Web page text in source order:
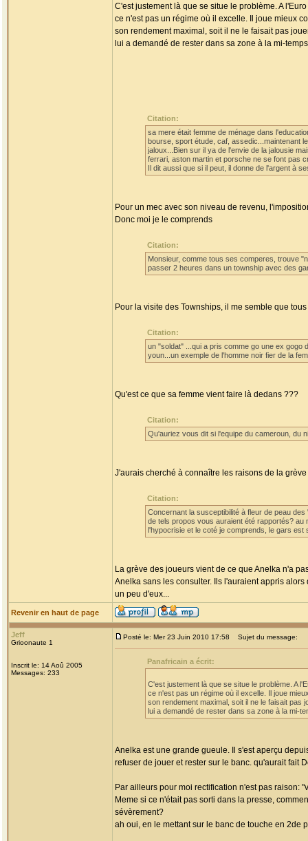
C'est justement là que se situe le problème. A
ce n'est pas un régime où il excelle. Il joue mieux
son rendement maximal, soit il ne le faisait pas
lui a demandé de rester dans sa zone à la mi-
Citation:
sa mere était femme de ménage dans
bourse, sport étude, caf, assedic...maintenant
jaloux...Bien sur il ya de l'envie de la jalousie
ferrari, aston martin et porsche ne se font pas
Il dit aussi que si il peut, il donne de l'argent à
Pour un mec avec son niveau de revenu,
Donc moi je le comprends
Citation:
Monsieur, comme tous ses comperes, trouve
passer 2 heures dans un township avec des
Pour la visite des Townships, il me semble que
Citation:
un "soldat" ...qui a pris comme go une ex
youn...un exemple de l'homme noir fier de la
Qu'est ce que sa femme vient faire là dedans ???
Citation:
Qu'auriez vous dit si l'equipe du cameroun, du
J'aurais cherché à connaître les raisons de la
Citation:
Concernant la susceptibilité à fleur de peau
de tels propos vous auraient été rapportés?
l'hypocrisie et le coté je comprends, le gars est
La grève des joueurs vient de ce que Anelka n'a
Anelka sans les consulter. Ils l'auraient appris
un peu d'eux...
Revenir en haut de page
Jeff
Grioonaute 1
Inscrit le: 14 Aoû 2005
Messages: 233
Posté le: Mer 23 Juin 2010 17:58 Sujet du message:
Panafricain a écrit:
C'est justement là que se situe le problème. A
ce n'est pas un régime où il excelle. Il joue
son rendement maximal, soit il ne le faisait pas
lui a demandé de rester dans sa zone à la mi-
Anelka est une grande gueule. Il s'est aperçu
refuser de jouer et rester sur le banc. qu'aurait fait
Par ailleurs pour moi rectification n'est pas raison:
Meme si ce n'était pas sorti dans la presse,
sévèrement?
ah oui, en le mettant sur le banc de touche en 2de